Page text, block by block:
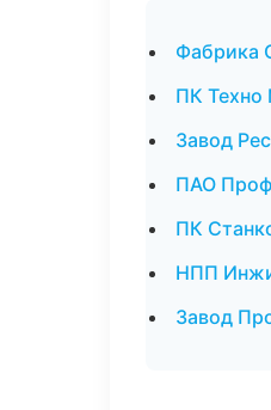
Фабрика
ПК
Завод
ПАО
ПК
НПП
Завод